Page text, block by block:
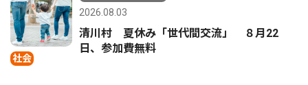
社会
2026.08.03
清川村 夏休み「世代間交流」 ８月22
日、参加費無料